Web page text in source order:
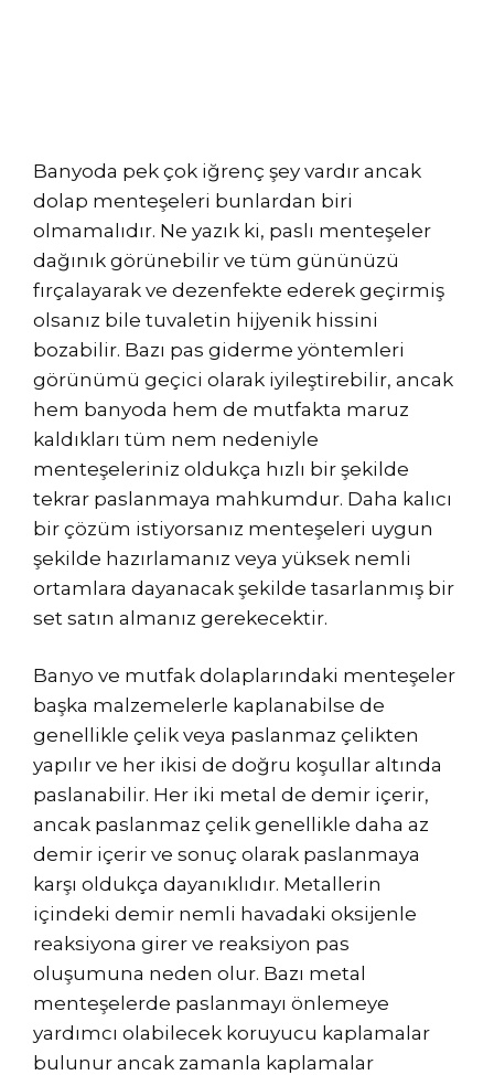
Banyoda pek çok iğrenç şey vardır ancak
dolap menteşeleri bunlardan biri
olmamalıdır. Ne yazık ki, paslı menteşeler
dağınık görünebilir ve tüm gününüzü
fırçalayarak ve dezenfekte ederek geçirmiş
olsanız bile tuvaletin hijyenik hissini
bozabilir. Bazı pas giderme yöntemleri
görünümü geçici olarak iyileştirebilir, ancak
hem banyoda hem de mutfakta maruz
kaldıkları tüm nem nedeniyle
menteşeleriniz oldukça hızlı bir şekilde
tekrar paslanmaya mahkumdur. Daha kalıcı
bir çözüm istiyorsanız menteşeleri uygun
şekilde hazırlamanız veya yüksek nemli
ortamlara dayanacak şekilde tasarlanmış bir
set satın almanız gerekecektir.
Banyo ve mutfak dolaplarındaki menteşeler
başka malzemelerle kaplanabilse de
genellikle çelik veya paslanmaz çelikten
yapılır ve her ikisi de doğru koşullar altında
paslanabilir. Her iki metal de demir içerir,
ancak paslanmaz çelik genellikle daha az
demir içerir ve sonuç olarak paslanmaya
karşı oldukça dayanıklıdır. Metallerin
içindeki demir nemli havadaki oksijenle
reaksiyona girer ve reaksiyon pas
oluşumuna neden olur. Bazı metal
menteşelerde paslanmayı önlemeye
yardımcı olabilecek koruyucu kaplamalar
bulunur ancak zamanla kaplamalar